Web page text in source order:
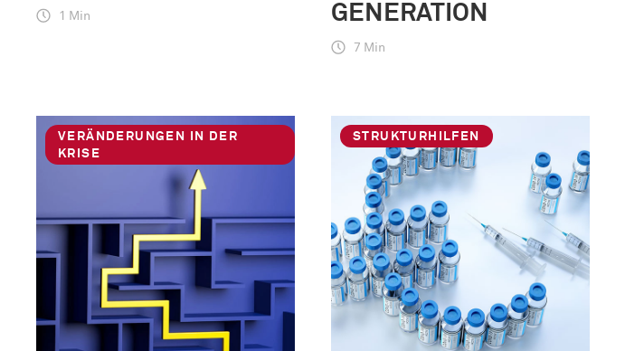
1 Min
GENERATION
7 Min
VERÄNDERUNGEN IN DER
KRISE
STRUKTURHILFEN